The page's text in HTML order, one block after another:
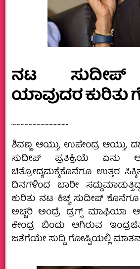
ನಟ ಸುದೀಪ್
ಯಾವುದರ ಕುರಿತು
…………………………………….
ಶಿವಣ್ಣ ಆಯ್ತು, ಉಪೇಂದ್ರ ಆಯ್ತು,
ಸುದೀಪ್ ಪ್ರತಿಕ್ರಿಯೆ ಏನು
ಚಿತ್ರೋದ್ಯಮಕ್ಕೆ‌ಕೊನೆಗೂ ಉತ್ತರ
ದಿನಗಳಿಂದ ಬಾರೀ
ಕುರಿತು ನಟ ಕಿಚ್ಚ ಸುದೀಪ್ ಕೊನೆಗೂ‌
ಅಚ್ಚರಿ ಅಂದ್ರೆ ‌ಡ್ರಗ್ಸ್ ಮಾಫಿಯಾ
ಕೇಂದ್ರ ಬಿಂದು ಆಗಿರುವ
ಜತೆಗೆಯೇ ಸುದ್ದಿ ಗೋಷ್ಟಿಯಲ್ಲಿ